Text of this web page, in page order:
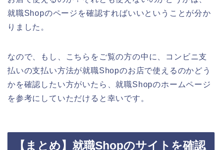
就職Shopのページを確認すればいいということが分か
りました。
なので、もし、こちらをご覧の方の中に、コンビニ支
払いの支払い方法が就職Shopのお店で使えるのかどう
かを確認したい方がいたら、就職Shopのホームページ
を参考にしていただけると幸いです。
【まとめ】就職Shopのサイトを確認